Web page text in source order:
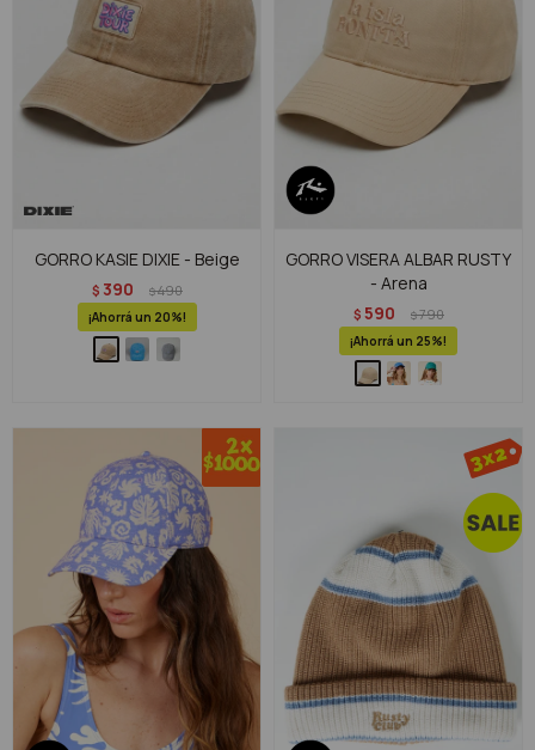
GORRO KASIE DIXIE - Beige
$ 390 $490
20
GORRO VISERA ALBAR RUSTY
- Arena
$ 590 $790
25